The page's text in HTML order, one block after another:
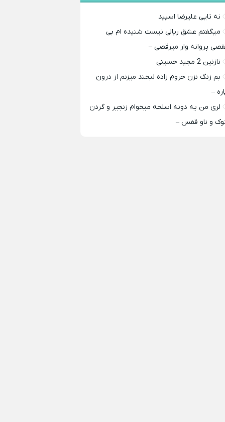
نه تایی علیرضا اسپید
میگفتم عشق ریالی نیست شنیده ام بی
پروانه وار میرقصی –
نازنین 2 مجید حسینی
بم زنگ نزن حروم زاده لبخند میزنم از درون
–
لری من یه دونه اسلحه میخوام زﻧﺠﻴﺮ و ﮔﺮدن
و ﻧﺎو ﻗﻔﺲ –